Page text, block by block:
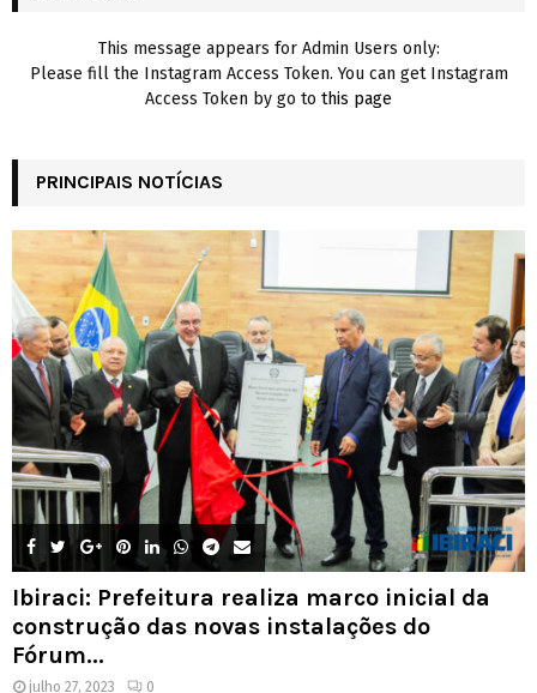
This message appears for Admin Users only:
Please fill the Instagram Access Token. You can get Instagram
Access Token by go to this page
PRINCIPAIS NOTÍCIAS
Ibiraci: Prefeitura realiza marco inicial da
construção das novas instalações do
Fórum...
julho 27, 2023 0